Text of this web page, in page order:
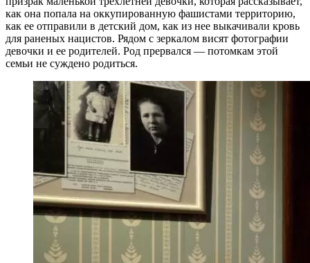
как она попала на оккупированную фашистами территорию,
как ее отправили в детский дом, как из нее выкачивали кровь
для раненых нацистов. Рядом с зеркалом висят фотографии
девочки и ее родителей. Род прервался — потомкам этой
семьи не суждено родиться.